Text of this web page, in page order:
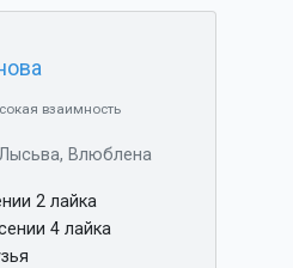
взаимность
Влюблена
2 лайка
4 лайка